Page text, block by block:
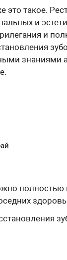
это такое.
и
и
знаниями
полностью